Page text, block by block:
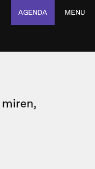
AGENDA MENU